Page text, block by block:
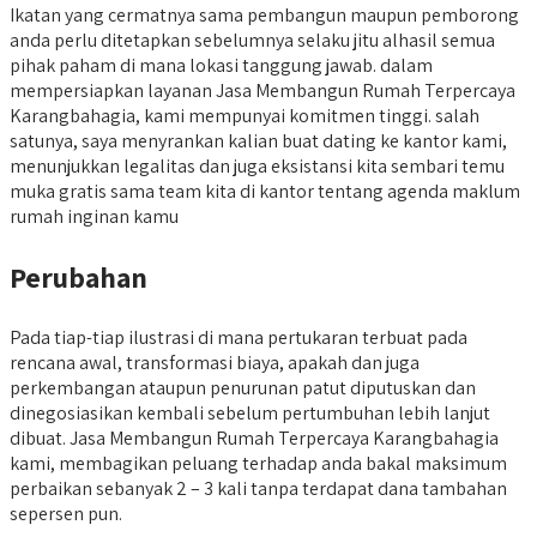
Ikatan yang cermatnya sama pembangun maupun pemborong
anda perlu ditetapkan sebelumnya selaku jitu alhasil semua
pihak paham di mana lokasi tanggung jawab. dalam
mempersiapkan layanan Jasa Membangun Rumah Terpercaya
Karangbahagia, kami mempunyai komitmen tinggi. salah
satunya, saya menyrankan kalian buat dating ke kantor kami,
menunjukkan legalitas dan juga eksistansi kita sembari temu
muka gratis sama team kita di kantor tentang agenda maklum
rumah inginan kamu
Perubahan
Pada tiap-tiap ilustrasi di mana pertukaran terbuat pada
rencana awal, transformasi biaya, apakah dan juga
perkembangan ataupun penurunan patut diputuskan dan
dinegosiasikan kembali sebelum pertumbuhan lebih lanjut
dibuat. Jasa Membangun Rumah Terpercaya Karangbahagia
kami, membagikan peluang terhadap anda bakal maksimum
perbaikan sebanyak 2 – 3 kali tanpa terdapat dana tambahan
sepersen pun.